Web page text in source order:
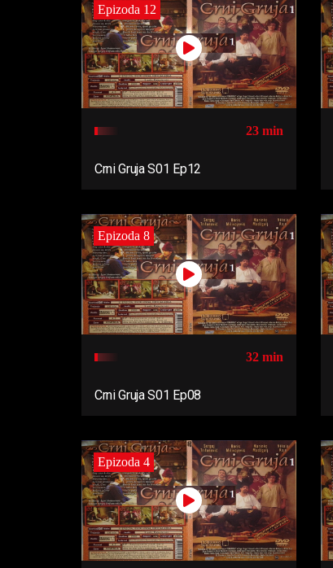
Epizoda 12
23 min
Crni Gruja S01 Ep12
Epizoda 8
32 min
Crni Gruja S01 Ep08
Epizoda 4